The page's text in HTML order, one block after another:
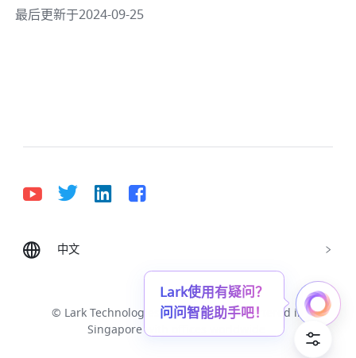
最后更新于2024-09-25
中文
Deutsch English
Português (Brasil)
Tiếng Việt
ไทย 한국어 日本語
中文
© Lark Technologies Pte. Ltd. Headquartered in
Singapore with offices worldwide.
Lark使用有疑问？
问问智能助手吧！